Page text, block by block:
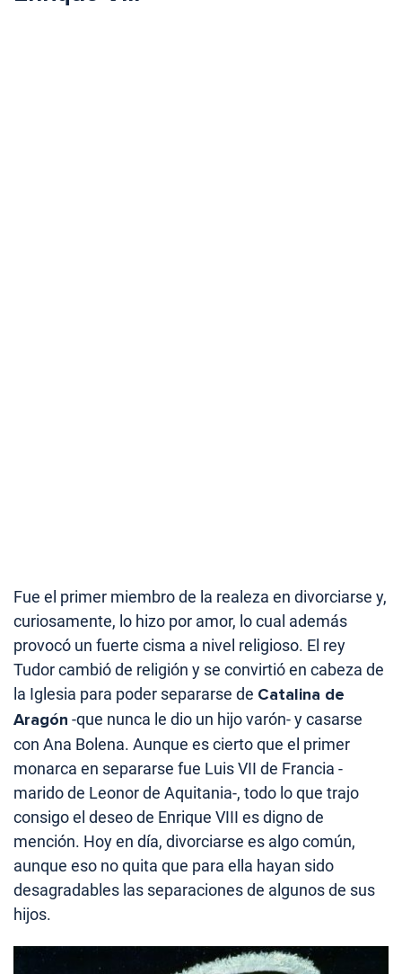
Fue el primer miembro de la realeza en divorciarse y,
curiosamente, lo hizo por amor, lo cual además
provocó un fuerte cisma a nivel religioso. El rey
Tudor cambió de religión y se convirtió en cabeza de
la Iglesia para poder separarse de Catalina de
Aragón -que nunca le dio un hijo varón- y casarse
con Ana Bolena. Aunque es cierto que el primer
monarca en separarse fue Luis VII de Francia -
marido de Leonor de Aquitania-, todo lo que trajo
consigo el deseo de Enrique VIII es digno de
mención. Hoy en día, divorciarse es algo común,
aunque eso no quita que para ella hayan sido
desagradables las separaciones de algunos de sus
hijos.